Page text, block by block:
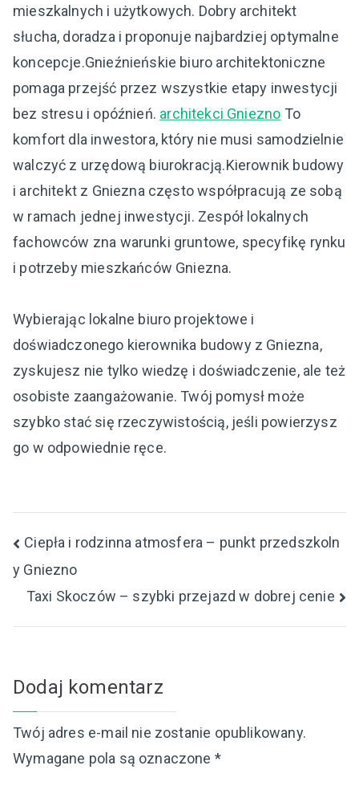
mieszkalnych i użytkowych. Dobry architekt
słucha, doradza i proponuje najbardziej optymalne
koncepcje.Gnieźnieńskie biuro architektoniczne
pomaga przejść przez wszystkie etapy inwestycji
bez stresu i opóźnień. architekci Gniezno To
komfort dla inwestora, który nie musi samodzielnie
walczyć z urzędową biurokracją.Kierownik budowy
i architekt z Gniezna często współpracują ze sobą
w ramach jednej inwestycji. Zespół lokalnych
fachowców zna warunki gruntowe, specyfikę rynku
i potrzeby mieszkańców Gniezna.
Wybierając lokalne biuro projektowe i
doświadczonego kierownika budowy z Gniezna,
zyskujesz nie tylko wiedzę i doświadczenie, ale też
osobiste zaangażowanie. Twój pomysł może
szybko stać się rzeczywistością, jeśli powierzysz
go w odpowiednie ręce.
Nawigacja
wpisu
Ciepła i rodzinna atmosfera – punkt przedszkoln
y Gniezno
Taxi Skoczów – szybki przejazd w dobrej cenie
Dodaj komentarz
Twój adres e-mail nie zostanie opublikowany.
Wymagane pola są oznaczone *